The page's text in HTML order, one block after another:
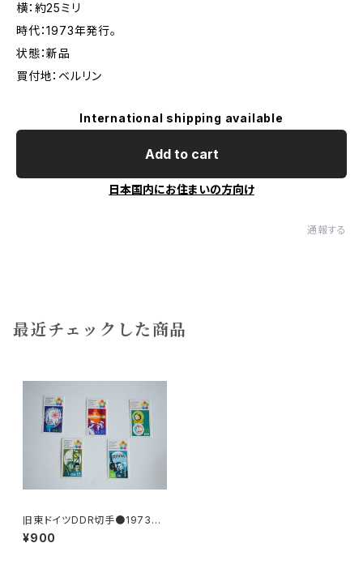
横：約25ミリ
時代：1973年発行。
状態：新品
買付地：ベルリン
International shipping available
Add to cart
日本国内にお住まいの方向け
通報する
最近チェックした商品
旧東ドイツDDR切手●1973世
界青年学生祭典テレビ塔
¥900